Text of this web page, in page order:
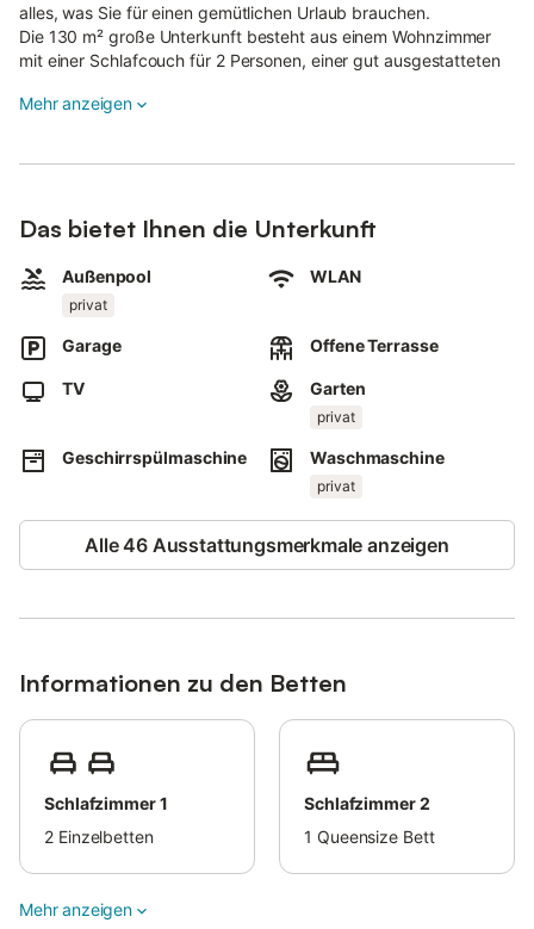
alles, was Sie für einen gemütlichen Urlaub brauchen.
Die 130 m² große Unterkunft besteht aus einem Wohnzimmer
mit einer Schlafcouch für 2 Personen, einer gut ausgestatteten
und bietet somit Platz für 6 Personen.
Zu Ihrem privaten Außenbereich gehören ein eingezäunter Pool,
ein Garten, eine offene Terrasse, ein Grill, eine Außendusche und
ein Badezimmer.
Das Ferienhaus liegt nicht weit von den wichtigsten und
bekanntesten Kunstzentren der Toskana entfernt.
Es ist 18 km von Arezzo, 50 km von Siena und 60 km von
Florenz entfernt.
Ein Parkplatz ist in einer Garage vorhanden.
Kostenlose Parkplätze sind auf der Straße vorhanden.
Das Mitbringen von Haustieren ist gegen eine zusätzliche
Eine Klimaanlage ist nicht vorhanden, aber die Heizung kann auf
Anfrage und gegen eine zusätzliche Gebühr eingeschaltet
werden.
Mehr anzeigen
Das bietet Ihnen die Unterkunft
Außenpool
privat
WLAN
Garage Offene Terrasse
TV Garten
privat
Geschirrspülmaschine Waschmaschine
privat
Alle 46 Ausstattungsmerkmale anzeigen
Informationen zu den Betten
Schlafzimmer 1
2 Einzelbetten
Schlafzimmer 2
1 Queensize Bett
Mehr anzeigen